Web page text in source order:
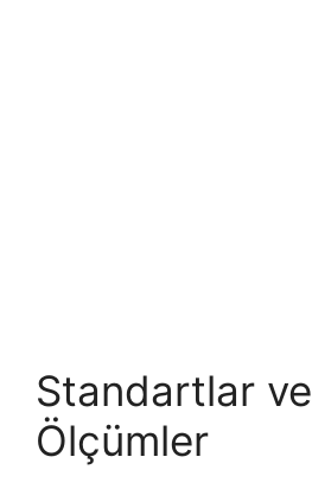
Standartlar ve
Ölçümler